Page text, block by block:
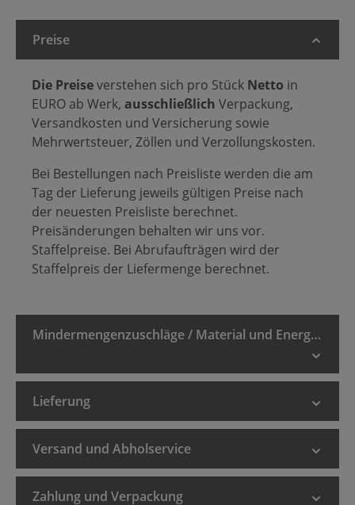
Preise
Die Preiseverstehen sich pro Stück Netto in
EURO ab Werk, ausschließlich Verpackung,
Versandkosten und Versicherung sowie
Mehrwertsteuer, Zöllen und Verzollungskosten.
Bei Bestellungen nach Preisliste werden die am
Tag der Lieferung jeweils gültigen Preise nach
der neuesten Preisliste berechnet.
Preisänderungen behalten wir uns vor.
Staffelpreise. Bei Abrufaufträgen wird der
Staffelpreis der Liefermenge berechnet.
Mindermengenzuschläge / Material und Energiezuschläge
Lieferung
Versand und Abholservice
Zahlung und Verpackung